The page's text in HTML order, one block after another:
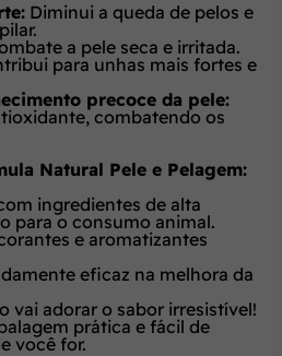
Diminui a queda de pelos e
a pele seca e irritada.
para unhas mais fortes e
precoce da pele:
combatendo os
Natural Pele e Pelagem:
ingredientes de alta
para o consumo animal.
e aromatizantes
eficaz na melhora da
vai adorar o sabor irresistível!
prática e fácil de
você for.